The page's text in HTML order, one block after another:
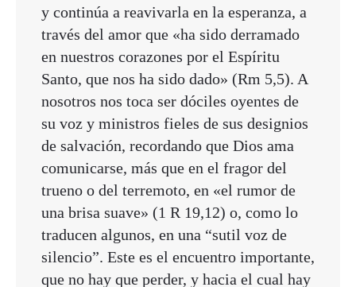
y continúa a reavivarla en la esperanza, a
través del amor que «ha sido derramado
en nuestros corazones por el Espíritu
Santo, que nos ha sido dado» (Rm 5,5). A
nosotros nos toca ser dóciles oyentes de
su voz y ministros fieles de sus designios
de salvación, recordando que Dios ama
comunicarse, más que en el fragor del
trueno o del terremoto, en «el rumor de
una brisa suave» (1 R 19,12) o, como lo
traducen algunos, en una “sutil voz de
silencio”. Este es el encuentro importante,
que no hay que perder, y hacia el cual hay